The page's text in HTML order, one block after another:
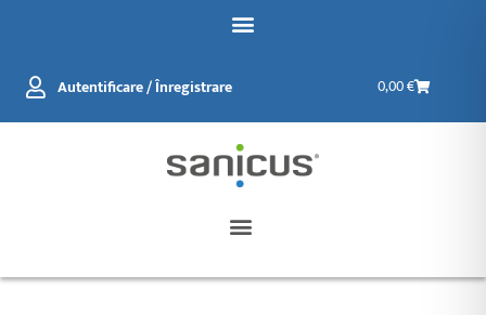
Autentificare / Înregistrare 0,00€Coș
de